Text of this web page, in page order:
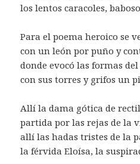
los lentos caracoles,
Para el poema heroico se
con un león por puño y
donde evocó las formas
con sus torres y grifos un
Allí la dama gótica de
partida por las rejas de la
allí las hadas tristes de la
la férvida Eloísa, la